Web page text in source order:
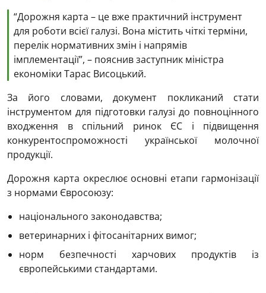
“Дорожня карта – це вже практичний інструмент
для роботи всієї галузі. Вона містить чіткі терміни,
перелік нормативних змін і напрямів
імплементації”, – пояснив заступник міністра
економіки Тарас Висоцький.
За його словами, документ покликаний стати
інструментом для підготовки галузі до повноцінного
входження в спільний ринок ЄС і підвищення
конкурентоспроможності української молочної
продукції.
Дорожня карта окреслює основні етапи гармонізації
з нормами Євросоюзу:
національного законодавства;
ветеринарних і фітосанітарних вимог;
норм безпечності харчових продуктів із
європейськими стандартами.